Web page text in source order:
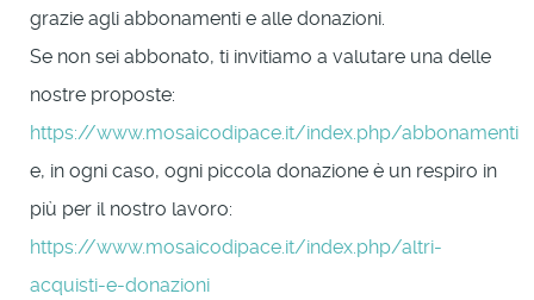
grazie agli abbonamenti e alle donazioni.
Se non sei abbonato, ti invitiamo a valutare una delle
nostre proposte:
https://www.mosaicodipace.it/index.php/abbonamenti
e, in ogni caso, ogni piccola donazione è un respiro in
più per il nostro lavoro:
https://www.mosaicodipace.it/index.php/altri-
acquisti-e-donazioni